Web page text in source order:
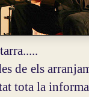
de els
tota la